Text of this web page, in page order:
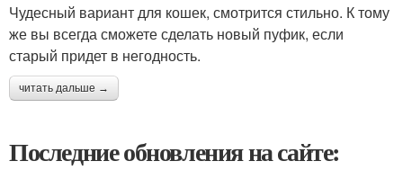
Чудесный вариант для кошек, смотрится стильно. К тому
же вы всегда сможете сделать новый пуфик, если
старый придет в негодность.
читать дальше →
Последние обновления на сайте: